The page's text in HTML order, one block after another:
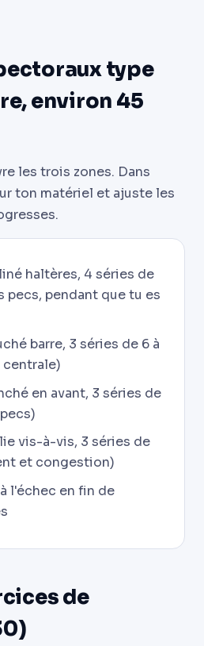
type
environ 45
les trois zones. Dans
ton matériel et ajuste les
haltères, 4 séries de
pecs, pendant que tu es
barre, 3 séries de 6 à
en avant, 3 séries de
vis-à-vis, 3 séries de
et congestion)
l'échec en fin de
de